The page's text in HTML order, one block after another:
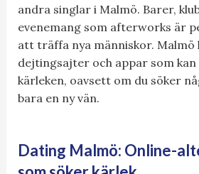
andra singlar i Malmö. Barer,
evenemang som afterworks är
att träffa nya människor. Malmö
dejtingsajter och appar som
kärleken, oavsett om du söker
bara en ny vän.
Dating Malmö: Online-